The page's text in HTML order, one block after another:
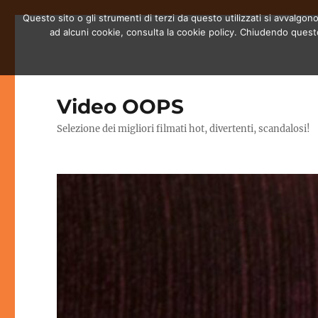
Video OOPS
Selezione dei migliori filmati hot, divertenti, scandalosi!
Questo sito o gli strumenti di terzi da questo utilizzati si
ad alcuni cookie, consulta la cookie policy. Chiudendo